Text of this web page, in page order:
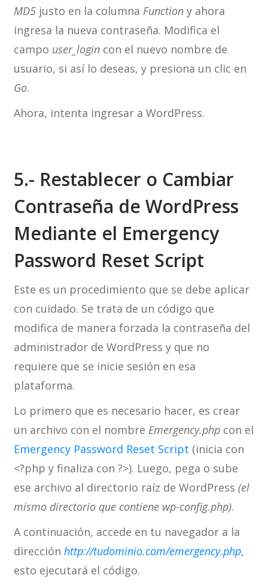
MD5justo en la columna Functiony ahora
ingresa la nueva contraseña. Modifica el
campo user_login con el nuevo nombre de
usuario, si así lo deseas, y presiona un clic en
Go.
Ahora, intenta ingresar a WordPress.
5.- Restablecer o Cambiar
Contraseña de WordPress
Mediante el Emergency
Password Reset Script
Este es un procedimiento que se debe aplicar
con cuidado. Se trata de un código que
modifica de manera forzada la contraseña del
administrador de WordPress y que no
requiere que se inicie sesión en esa
plataforma.
Lo primero que es necesario hacer, es crear
un archivo con el nombre Emergency.phpcon el
Emergency Password Reset Script (inicia con
<?php y finaliza con ?>). Luego, pega o sube
ese archivo al directorio raíz de WordPress (el
mismo directorio que contiene wp-config.php).
A continuación, accede en tu navegador a la
dirección http://tudominio.com/emergency.php,
esto ejecutará el código.